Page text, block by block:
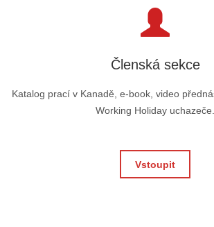
Členská sekce
Katalog prací v Kanadě, e-book, video
Working Holiday uchazeče.
Vstoupit